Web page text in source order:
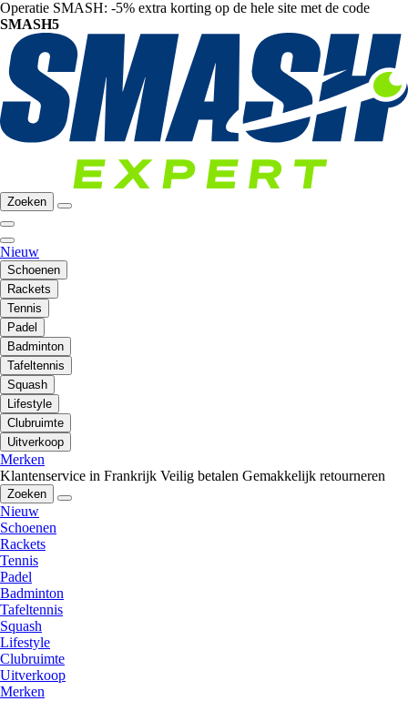
Operatie SMASH: -5% extra korting op de hele site met de code
SMASH5
Zoeken
Nieuw
Schoenen
Rackets
Tennis
Padel
Badminton
Tafeltennis
Squash
Lifestyle
Clubruimte
Uitverkoop
Merken
Klantenservice in Frankrijk Veilig betalen Gemakkelijk retourneren
Zoeken
Nieuw
Schoenen
Rackets
Tennis
Padel
Badminton
Tafeltennis
Squash
Lifestyle
Clubruimte
Uitverkoop
Merken